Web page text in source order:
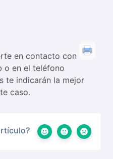
en contacto con
o en el teléfono
te indicarán la mejor
caso.